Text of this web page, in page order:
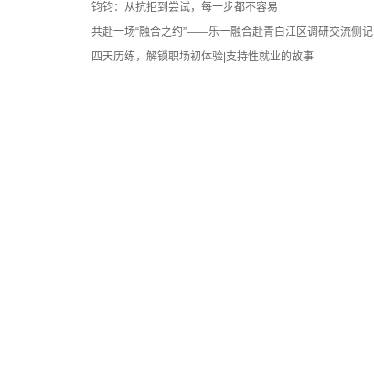
钧钧：从抗拒到尝试，每一步都不容易
共赴一场“融合之约”——乐一融合赴青白江区调研交流侧记
四天历练，解锁职场初体验|支持性就业的故事